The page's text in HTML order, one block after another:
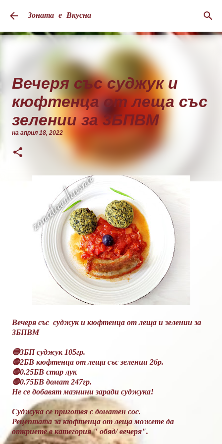
Пропускане към основното съдържание
Зоната е Вкусна
Вечеря със суджук и
кюфтенца от леща със
зелении за 3БПВМ
на април 18, 2022
Вечеря със суджук и кюфтенца от леща и зелении за
3БПВМ
🔴3БП суджук 105гр.
🟢2БВ кюфтенца от леща със зелении 2бр.
🟢0.25БВ стар лук
🟢0.75БВ домат 247гр.
Не се добавят мазнини заради суджука!
Суджука се приготвя с доматен сос.
Рецептата за кюфтенца от леща можете да
откриете в категория " обяд/ вечеря".